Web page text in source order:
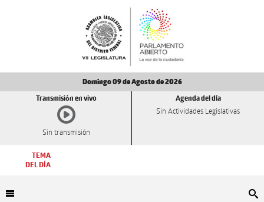
Domingo 09 de Agosto de 2026
Transmisión en vivo
Sin transmisión
Agenda del día
Sin Actividades Legislativas
TEMA
DEL DÍA